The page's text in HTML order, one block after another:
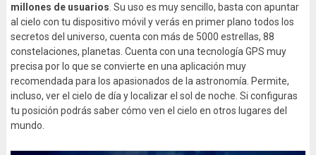
millones de usuarios . Su uso es muy sencillo, basta con apuntar
al cielo con tu dispositivo móvil y verás en primer plano todos los
secretos del universo, cuenta con más de 5000 estrellas, 88
constelaciones, planetas. Cuenta con una tecnología GPS muy
precisa por lo que se convierte en una aplicación muy
recomendada para los apasionados de la astronomía. Permite,
incluso, ver el cielo de día y localizar el sol de noche. Si configuras
tu posición podrás saber cómo ven el cielo en otros lugares del
mundo.